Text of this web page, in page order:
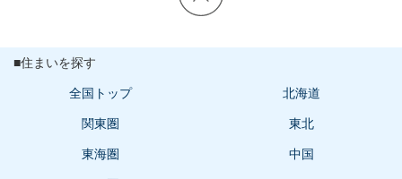
■住まいを探す
全国トップ 北海道
関東圏 東北
東海圏 中国